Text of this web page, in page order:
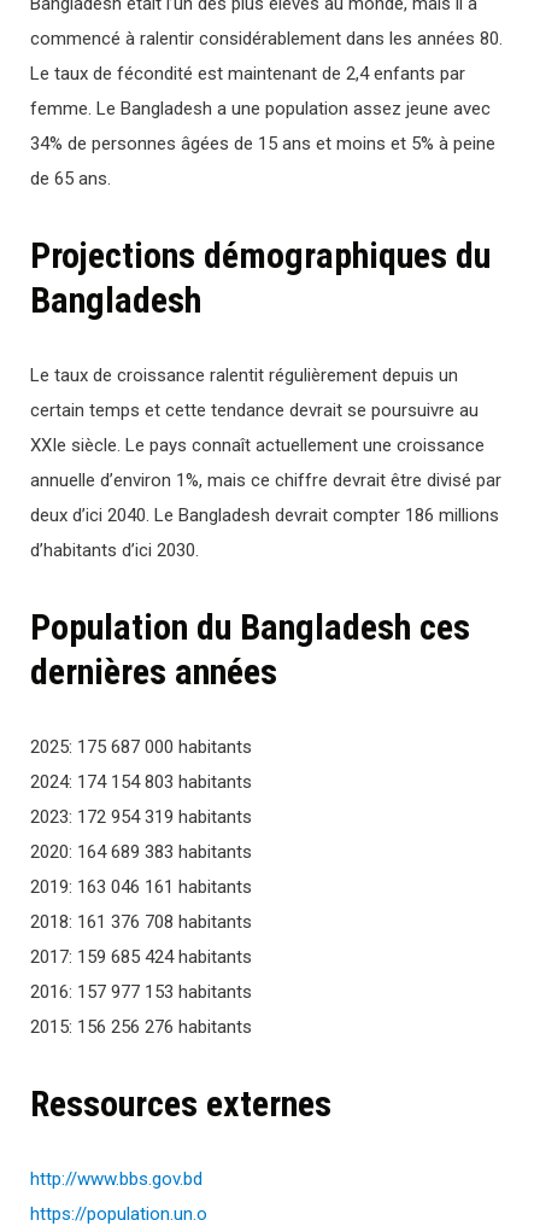
commencé à ralentir considérablement dans les années 80.
Le taux de fécondité est maintenant de 2,4 enfants par
femme. Le Bangladesh a une population assez jeune avec
34% de personnes âgées de 15 ans et moins et 5% à peine
de 65 ans.
Projections démographiques du
Bangladesh
Le taux de croissance ralentit régulièrement depuis un
certain temps et cette tendance devrait se poursuivre au
XXIe siècle. Le pays connaît actuellement une croissance
annuelle d’environ 1%, mais ce chiffre devrait être divisé par
deux d’ici 2040. Le Bangladesh devrait compter 186 millions
d’habitants d’ici 2030.
Population du Bangladesh ces
dernières années
2025: 175 687 000 habitants
2024: 174 154 803 habitants
2023: 172 954 319 habitants
2020: 164 689 383 habitants
2019: 163 046 161 habitants
2018: 161 376 708 habitants
2017: 159 685 424 habitants
2016: 157 977 153 habitants
2015: 156 256 276 habitants
Ressources externes
http://www.bbs.gov.bd
https://population.un.o